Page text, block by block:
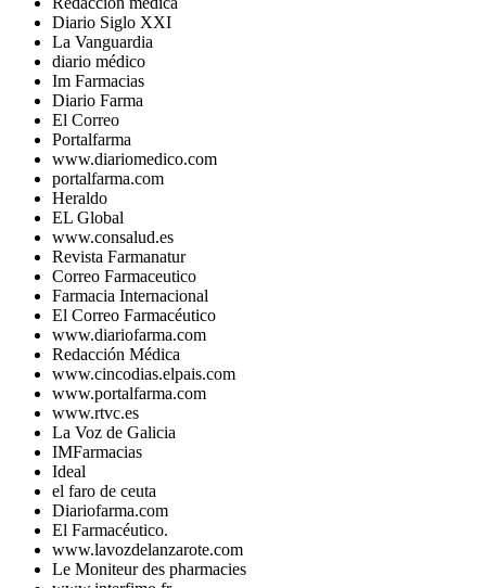
Diario Siglo XXI
La Vanguardia
diario médico
Im Farmacias
Diario Farma
El Correo
Portalfarma
www.diariomedico.com
portalfarma.com
Heraldo
EL Global
www.consalud.es
Revista Farmanatur
Correo Farmaceutico
Farmacia Internacional
El Correo Farmacéutico
www.diariofarma.com
Redacción Médica
www.cincodias.elpais.com
www.portalfarma.com
www.rtvc.es
La Voz de Galicia
IMFarmacias
Ideal
el faro de ceuta
Diariofarma.com
El Farmacéutico.
www.lavozdelanzarote.com
Le Moniteur des pharmacies